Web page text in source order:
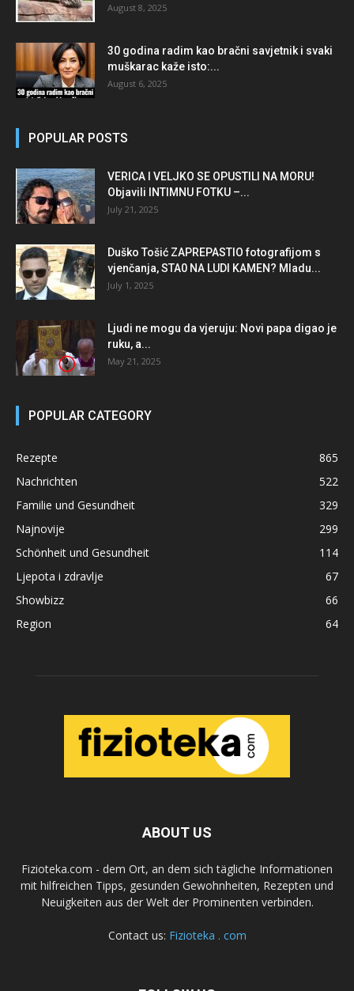
August 8, 2025
30 godina radim kao bračni savjetnik i svaki
muškarac kaže isto:...
August 6, 2025
POPULAR POSTS
VERICA I VELJKO SE OPUSTILI NA MORU!
Objavili INTIMNU FOTKU –...
July 21, 2025
Duško Tošić ZAPREPASTIO fotografijom s
vjenčanja, STA0 NA LUDI KAMEN? Mladu...
July 1, 2025
Ljudi ne mogu da vjeruju: Novi papa digao je
ruku, a...
May 21, 2025
POPULAR CATEGORY
Rezepte
865
Nachrichten
522
Familie und Gesundheit
329
Najnovije
299
Schönheit und Gesundheit
114
Ljepota i zdravlje
67
Showbizz
66
Region
64
ABOUT US
Fizioteka.com - dem Ort, an dem sich tägliche Informationen
mit hilfreichen Tipps, gesunden Gewohnheiten, Rezepten und
Neuigkeiten aus der Welt der Prominenten verbinden.
Contact us: Fizioteka . com